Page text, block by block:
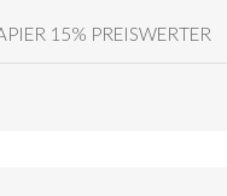
15% PREISWERTER